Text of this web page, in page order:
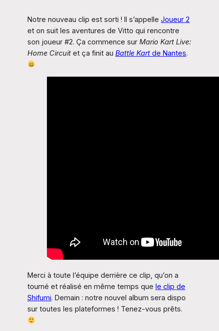
Notre nouveau clip est sorti ! Il s’appelle Joueur 2
et on suit les aventures de Vitto qui rencontre
son joueur #2. Ça commence sur Mario Kart Live:
Home Circuit et ça finit au Battle Kart de Nantes.
Merci à toute l’équipe derrière ce clip, qu’on a
tourné et réalisé en même temps que le clip de
Shifumi. Demain : notre nouvel album sera dispo
sur toutes les plateformes ! Tenez-vous prêts.